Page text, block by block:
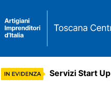
Servizi Start Up